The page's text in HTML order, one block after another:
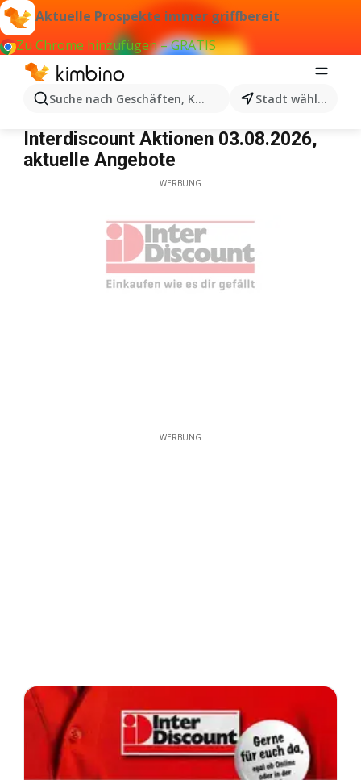
Aktuelle Prospekte immer griffbereit
Zu Chrome hinzufügen – GRATIS
Suche nach Geschäften, Kategorien, Produkten...
Stadt wählen
Interdiscount
Interdiscount Aktionen 03.08.2026,
aktuelle Angebote
WERBUNG
WERBUNG